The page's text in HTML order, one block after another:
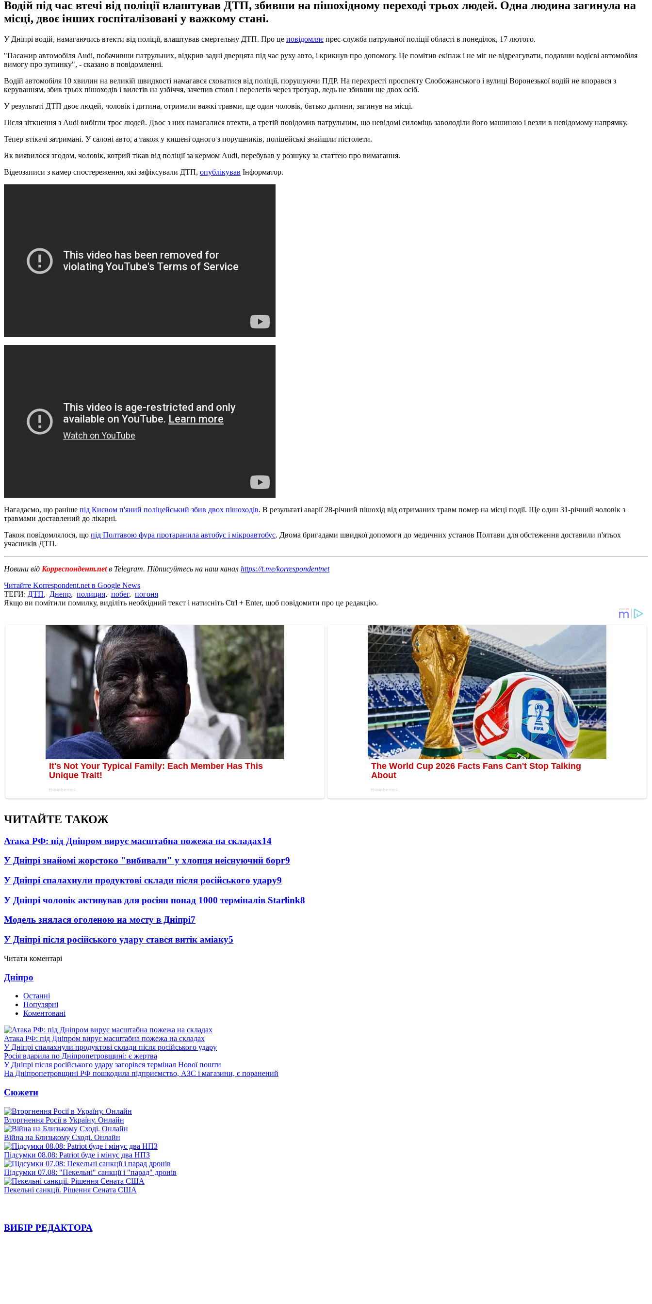
Водій під час втечі від поліції влаштував ДТП, збивши на пішохідному переході трьох людей. Одна людина загинула на
місці, двоє інших госпіталізовані у важкому стані.
У Дніпрі водій, намагаючись втекти від поліції, влаштував смертельну ДТП. Про це повідомляє прес-служба патрульної поліції області в понеділок, 17 лютого.
"Пасажир автомобіля Audi, побачивши патрульних, відкрив задні дверцята під час руху авто, і крикнув про допомогу. Це помітив екіпаж і не міг не відреагувати, подавши водієві автомобіля
вимогу про зупинку", - сказано в повідомленні.
Водій автомобіля 10 хвилин на великій швидкості намагався сховатися від поліції, порушуючи ПДР. На перехресті проспекту Слобожанського і вулиці Воронезької водій не впорався з
керуванням, збив трьох пішоходів і вилетів на узбіччя, зачепив стовп і перелетів через тротуар, ледь не збивши ще двох осіб.
У результаті ДТП двоє людей, чоловік і дитина, отримали важкі травми, ще один чоловік, батько дитини, загинув на місці.
Після зіткнення з Audi вибігли троє людей. Двоє з них намагалися втекти, а третій повідомив патрульним, що невідомі силоміць заволоділи його машиною і везли в невідомому напрямку.
Тепер втікачі затримані. У салоні авто, а також у кишені одного з порушників, поліцейські знайшли пістолети.
Як виявилося згодом, чоловік, котрий тікав від поліції за кермом Audi, перебував у розшуку за статтею про вимагання.
Відеозаписи з камер спостереження, які зафіксували ДТП, опублікував Інформатор.
Нагадаємо, що раніше під Києвом п'яний поліцейський збив двох пішоходів. В результаті аварії 28-річний пішохід від отриманих травм помер на місці події. Ще один 31-річний чоловік з
травмами доставлений до лікарні.
Також повідомлялося, що під Полтавою фура протаранила автобус і мікроавтобус. Двома бригадами швидкої допомоги до медичних установ Полтави для обстеження доставили п'ятьох
учасників ДТП.
Новини від Корреспондент.netв Telegram. Підписуйтесь на наш канал https://t.me/korrespondentnet
Читайте Korrespondent.net в Google News
ТЕГИ: ДТП, Днепр, полиция, побег, погоня
Якщо ви помітили помилку, виділіть необхідний текст і натисніть Ctrl + Enter, щоб повідомити про це редакцію.
ЧИТАЙТЕ ТАКОЖ
Атака РФ: під Дніпром вирує масштабна пожежа на складах14
У Дніпрі знайомі жорстоко "вибивали" у хлопця неіснуючий борг9
У Дніпрі спалахнули продуктові склади після російського удару9
У Дніпрі чоловік активував для росіян понад 1000 терміналів Starlink8
Модель знялася оголеною на мосту в Дніпрі7
У Дніпрі після російського удару стався витік аміаку5
Читати коментарі
Дніпро
Останні
Популярні
Коментовані
Атака РФ: під Дніпром вирує масштабна пожежа на складах
У Дніпрі спалахнули продуктові склади після російського удару
Росія вдарила по Дніпропетровщині: є жертва
У Дніпрі після російського удару загорівся термінал Нової пошти
На Дніпропетровщині РФ пошкодила підприємство, АЗС і магазини, є поранений
Сюжети
Вторгнення Росії в Україну. Онлайн
Війна на Близькому Сході. Онлайн
Підсумки 08.08: Patriot буде і мінус два НПЗ
Підсумки 07.08: "Пекельні" санкції і "парад" дронів
Пекельні санкції. Рішення Сената США
ВИБІР РЕДАКТОРА